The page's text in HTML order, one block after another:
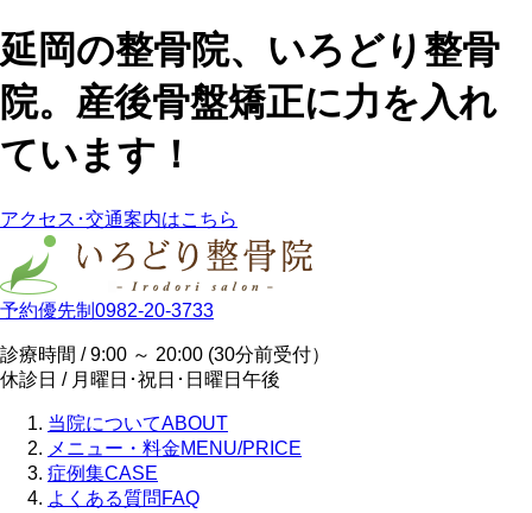
延岡の整骨院、いろどり整骨
院。産後骨盤矯正に力を入れ
ています！
アクセス･交通案内はこちら
予約優先制 0982-20-3733
診療時間 / 9:00 ～ 20:00 (30分前受付）
休診日 / 月曜日･祝日･日曜日午後
当院についてABOUT
メニュー・料金MENU/PRICE
症例集CASE
よくある質問 FAQ